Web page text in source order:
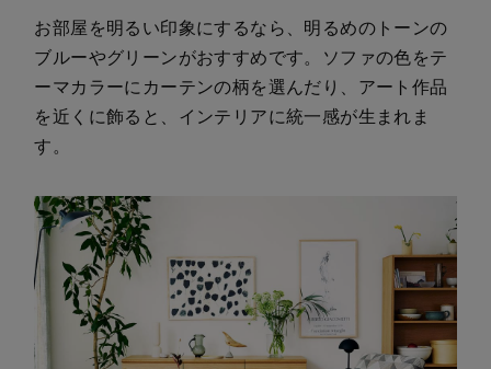
お部屋を明るい印象にするなら、明るめのトーンの
ブルーやグリーンがおすすめです。ソファの色をテ
ーマカラーにカーテンの柄を選んだり、アート作品
を近くに飾ると、インテリアに統一感が生まれま
す。